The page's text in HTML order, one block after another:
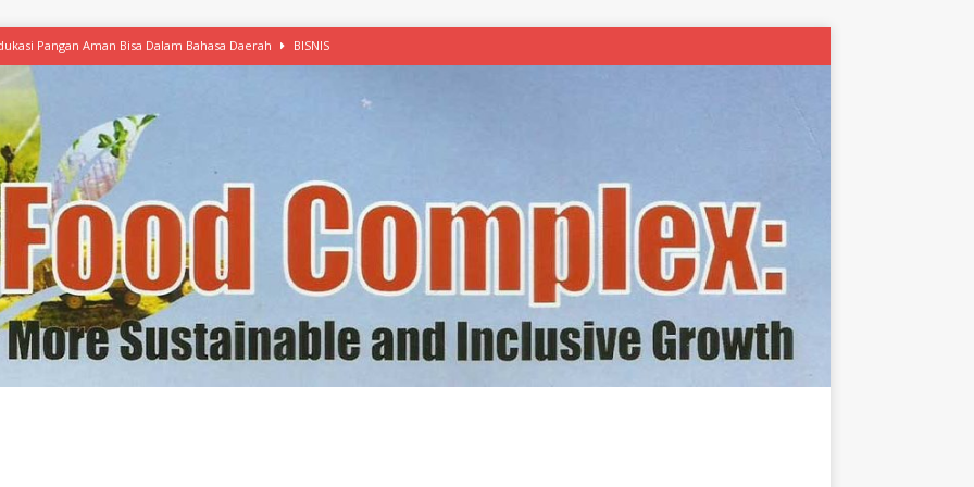
Pangan Aman Bisa Dalam Bahasa Daerah BISNIS
Mulai Ekspansi, IKEA dan MSC Dukung Seafood Berkelanjutan
Free Versi Healthy Choice, Tepung Talas Kimpul Pilihan Menu Sehat
Latih Olah Singkong, KKN Universitas Lampung Kenalkan Sosmocaf
Makanan dengan McCormick, Ciptakan Raksasa Rp1.100 Triliun